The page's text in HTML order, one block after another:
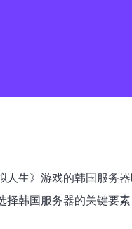
人生》游戏的韩国服务
择韩国服务器的关键要